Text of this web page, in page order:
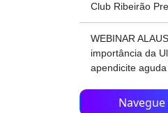
Club Ribeirão
WEBINAR
importância da
apendicite